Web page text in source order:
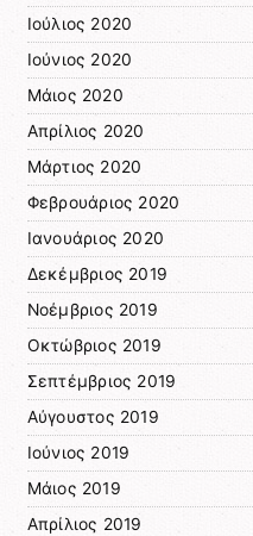
Ιούλιος 2020
Ιούνιος 2020
Μάιος 2020
Απρίλιος 2020
Μάρτιος 2020
Φεβρουάριος 2020
Ιανουάριος 2020
Δεκέμβριος 2019
Νοέμβριος 2019
Οκτώβριος 2019
Σεπτέμβριος 2019
Αύγουστος 2019
Ιούνιος 2019
Μάιος 2019
Απρίλιος 2019